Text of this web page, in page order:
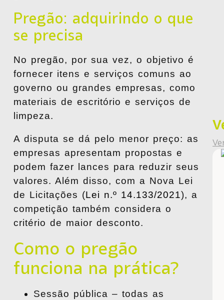
Pregão: adquirindo o que
se precisa
No pregão, por sua vez, o objetivo é
fornecer itens e serviços comuns ao
governo ou grandes empresas, como
materiais de escritório e serviços de
limpeza.
A disputa se dá pelo menor preço: as
empresas apresentam propostas e
podem fazer lances para reduzir seus
valores. Além disso, com a Nova Lei
de Licitações (Lei n.º 14.133/2021), a
competição também considera o
critério de maior desconto.
Como o pregão
funciona na prática?
Sessão pública – todas as